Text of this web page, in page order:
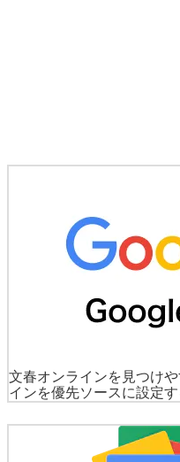
文春オンラインを見つけ
インを優先ソースに設定す